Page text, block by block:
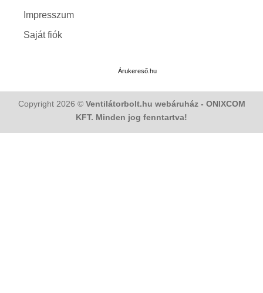
Impresszum
Saját fiók
Árukereső.hu
Copyright 2026 © Ventilátorbolt.hu webáruház - ONIXCOM
KFT. Minden jog fenntartva!